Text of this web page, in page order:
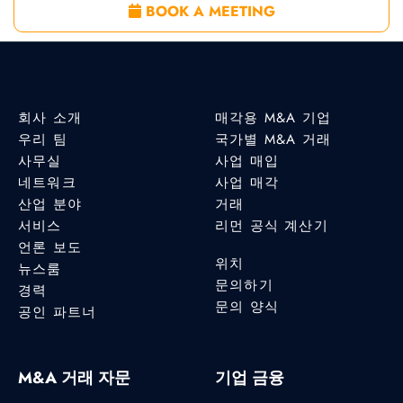
BOOK A MEETING
회사 소개
우리 팀
사무실
네트워크
산업 분야
서비스
언론 보도
뉴스룸
경력
공인 파트너
매각용 M&A 기업
국가별 M&A 거래
사업 매입
사업 매각
거래
리먼 공식 계산기
위치
문의하기
문의 양식
M&A 거래 자문 기업 금융